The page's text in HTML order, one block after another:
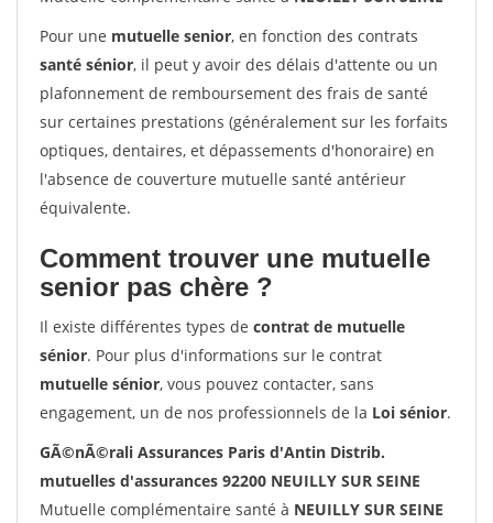
Pour une mutuelle senior, en fonction des contrats
santé sénior, il peut y avoir des délais d'attente ou un
plafonnement de remboursement des frais de santé
sur certaines prestations (généralement sur les forfaits
optiques, dentaires, et dépassements d'honoraire) en
l'absence de couverture mutuelle santé antérieur
équivalente.
Comment trouver une mutuelle
senior pas chère ?
Il existe différentes types de contrat de mutuelle
sénior. Pour plus d'informations sur le contrat
mutuelle sénior, vous pouvez contacter, sans
engagement, un de nos professionnels de la Loi sénior.
GÃ©nÃ©rali Assurances Paris d'Antin Distrib.
mutuelles d'assurances 92200 NEUILLY SUR SEINE
Mutuelle complémentaire santé à NEUILLY SUR SEINE